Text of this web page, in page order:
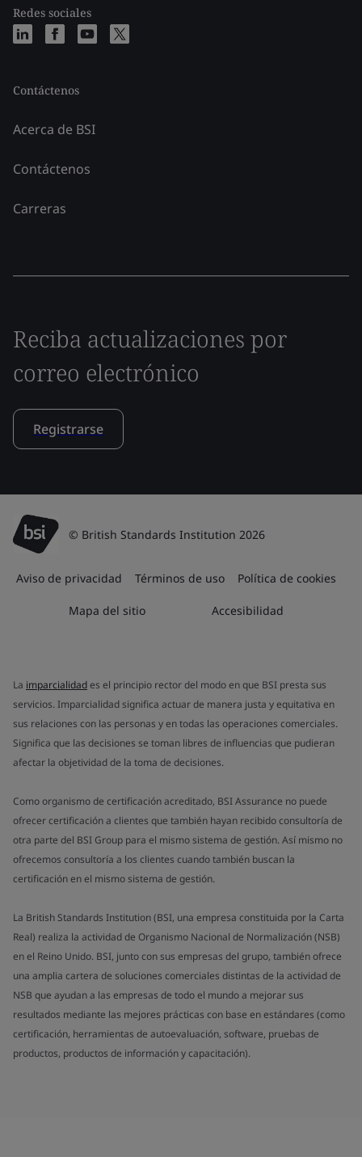
Redes sociales
Contáctenos
Acerca de BSI
Contáctenos
Carreras
Reciba actualizaciones por
correo electrónico
Registrarse
© British Standards Institution 2026
Aviso de privacidad Términos de uso Política de cookies
Mapa del sitio Accesibilidad
La imparcialidades el principio rector del modo en que BSI presta sus
servicios. Imparcialidad significa actuar de manera justa y equitativa en
sus relaciones con las personas y en todas las operaciones comerciales.
Significa que las decisiones se toman libres de influencias que pudieran
afectar la objetividad de la toma de decisiones.
Como organismo de certificación acreditado, BSI Assurance no puede
ofrecer certificación a clientes que también hayan recibido consultoría de
otra parte del BSI Group para el mismo sistema de gestión. Así mismo no
ofrecemos consultoría a los clientes cuando también buscan la
certificación en el mismo sistema de gestión.
La British Standards Institution (BSI, una empresa constituida por la Carta
Real) realiza la actividad de Organismo Nacional de Normalización (NSB)
en el Reino Unido. BSI, junto con sus empresas del grupo, también ofrece
una amplia cartera de soluciones comerciales distintas de la actividad de
NSB que ayudan a las empresas de todo el mundo a mejorar sus
resultados mediante las mejores prácticas con base en estándares (como
certificación, herramientas de autoevaluación, software, pruebas de
productos, productos de información y capacitación).